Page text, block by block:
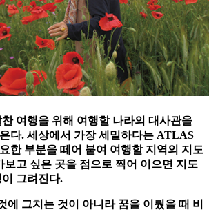
여행을 위해 여행할 나라의 대사관을
다. 세상에서 가장 세밀하다는 ATLAS
한 부분을 떼어 붙여 여행할 지역의 지도
보고 싶은 곳을 점으로 찍어 이으면 지도
그려진다.
에 그치는 것이 아니라 꿈을 이뤘을 때 비